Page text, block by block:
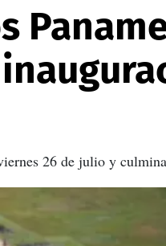
26 de julio y